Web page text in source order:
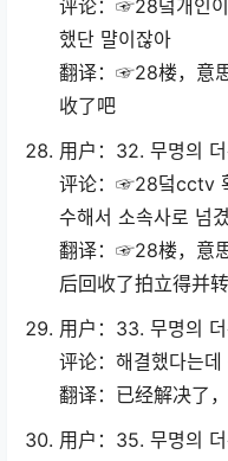
评论：☞28덬개인이
했단 먈이잖아
翻译：☞28楼，意
收了吧
用户：32. 무명의
评论：☞28덬cctv
수해서 소속사로 넘
翻译：☞28楼，意
后回收了拍立得并
用户：33. 무명의
评论：해결했다는
翻译：已经解决了
用户：35. 무명의